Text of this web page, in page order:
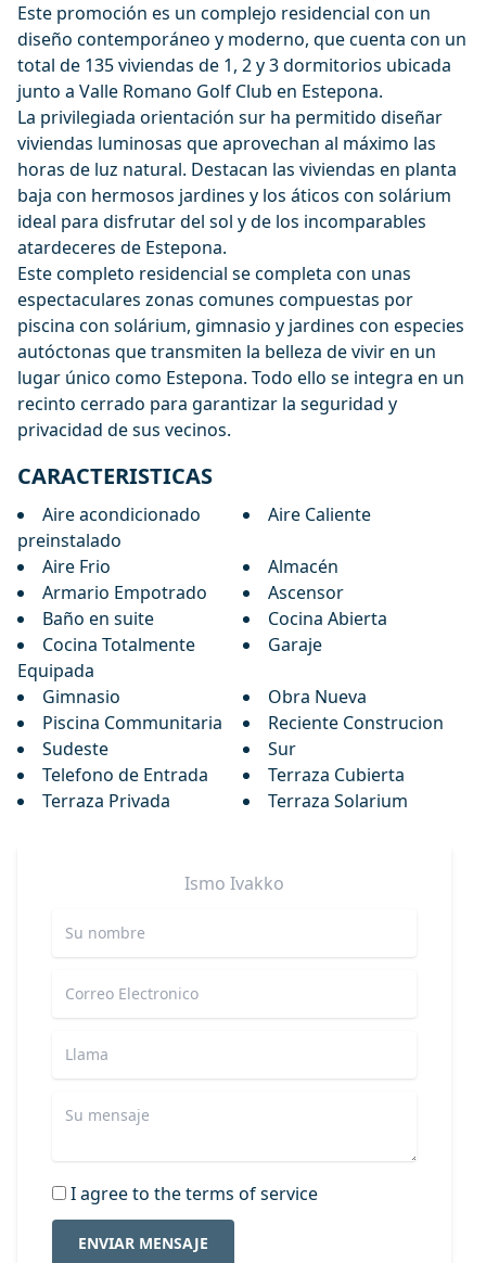
Este promoción es un complejo residencial con un
diseño contemporáneo y moderno, que cuenta con un
total de 135 viviendas de 1, 2 y 3 dormitorios ubicada
junto a Valle Romano Golf Club en Estepona.
La privilegiada orientación sur ha permitido diseñar
viviendas luminosas que aprovechan al máximo las
horas de luz natural. Destacan las viviendas en planta
baja con hermosos jardines y los áticos con solárium
ideal para disfrutar del sol y de los incomparables
atardeceres de Estepona.
Este completo residencial se completa con unas
espectaculares zonas comunes compuestas por
piscina con solárium, gimnasio y jardines con especies
autóctonas que transmiten la belleza de vivir en un
lugar único como Estepona. Todo ello se integra en un
recinto cerrado para garantizar la seguridad y
privacidad de sus vecinos.
CARACTERISTICAS
Aire acondicionado
preinstalado
Aire Caliente
Aire Frio
Almacén
Armario Empotrado
Ascensor
Baño en suite
Cocina Abierta
Cocina Totalmente
Equipada
Garaje
Gimnasio
Obra Nueva
Piscina Communitaria
Reciente Construcion
Sudeste
Sur
Telefono de Entrada
Terraza Cubierta
Terraza Privada
Terraza Solarium
Ismo Ivakko
I agree to the terms of service
ENVIAR MENSAJE